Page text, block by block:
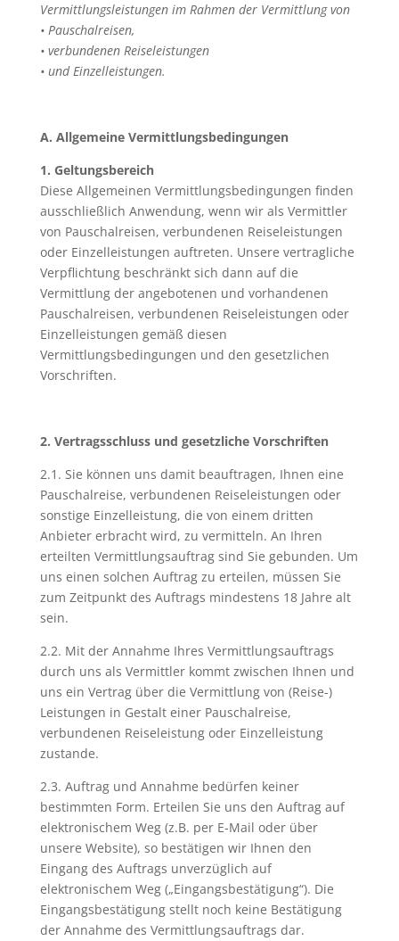
Vermittlungsleistungen im Rahmen der Vermittlung von
• Pauschalreisen,
• verbundenen Reiseleistungen
• und Einzelleistungen.
A. Allgemeine Vermittlungsbedingungen
1. Geltungsbereich
Diese Allgemeinen Vermittlungsbedingungen finden
ausschließlich Anwendung, wenn wir als Vermittler
von Pauschalreisen, verbundenen Reiseleistungen
oder Einzelleistungen auftreten. Unsere vertragliche
Verpflichtung beschränkt sich dann auf die
Vermittlung der angebotenen und vorhandenen
Pauschalreisen, verbundenen Reiseleistungen oder
Einzelleistungen gemäß diesen
Vermittlungsbedingungen und den gesetzlichen
Vorschriften.
2. Vertragsschluss und gesetzliche Vorschriften
2.1. Sie können uns damit beauftragen, Ihnen eine
Pauschalreise, verbundenen Reiseleistungen oder
sonstige Einzelleistung, die von einem dritten
Anbieter erbracht wird, zu vermitteln. An Ihren
erteilten Vermittlungsauftrag sind Sie gebunden. Um
uns einen solchen Auftrag zu erteilen, müssen Sie
zum Zeitpunkt des Auftrags mindestens 18 Jahre alt
sein.
2.2. Mit der Annahme Ihres Vermittlungsauftrags
durch uns als Vermittler kommt zwischen Ihnen und
uns ein Vertrag über die Vermittlung von (Reise-)
Leistungen in Gestalt einer Pauschalreise,
verbundenen Reiseleistung oder Einzelleistung
zustande.
2.3. Auftrag und Annahme bedürfen keiner
bestimmten Form. Erteilen Sie uns den Auftrag auf
elektronischem Weg (z.B. per E-Mail oder über
unsere Website), so bestätigen wir Ihnen den
Eingang des Auftrags unverzüglich auf
elektronischem Weg („Eingangsbestätigung“). Die
Eingangsbestätigung stellt noch keine Bestätigung
der Annahme des Vermittlungsauftrags dar.